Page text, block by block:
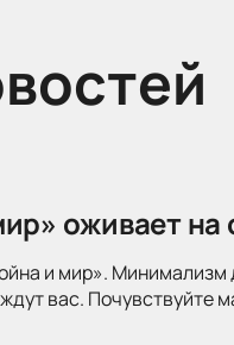
оживает на
и мир». Минимализм
вас. Почувствуйте